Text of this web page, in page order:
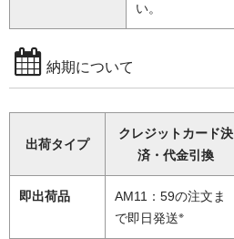
い。
納期について
出荷タイプ
クレジットカード決
済・代金引換
即出荷品
AM11：59の注文ま
で即日発送※